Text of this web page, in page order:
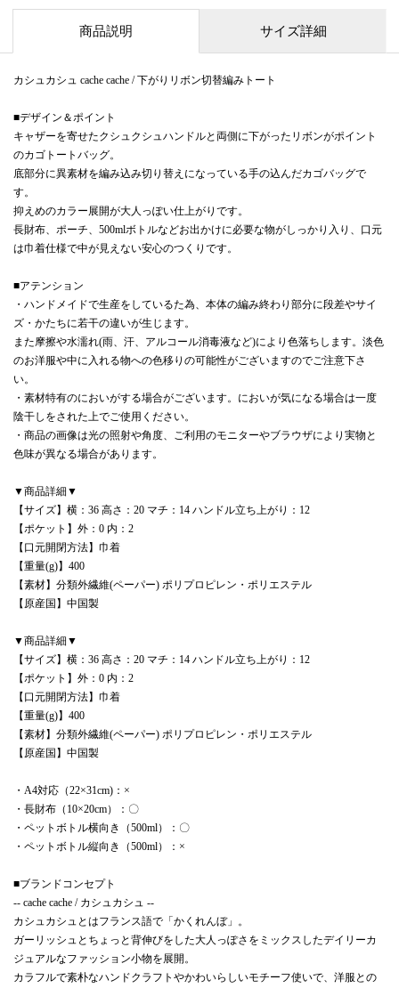
商品説明 サイズ詳細
カシュカシュ cache cache / 下がりリボン切替編みトート
■デザイン＆ポイント
キャザーを寄せたクシュクシュハンドルと両側に下がったリボンがポイント
のカゴトートバッグ。
底部分に異素材を編み込み切り替えになっている手の込んだカゴバッグで
す。
抑えめのカラー展開が大人っぽい仕上がりです。
長財布、ポーチ、500mlボトルなどお出かけに必要な物がしっかり入り、口元
は巾着仕様で中が見えない安心のつくりです。
■アテンション
・ハンドメイドで生産をしているた為、本体の編み終わり部分に段差やサイ
ズ・かたちに若干の違いが生じます。
また摩擦や水濡れ(雨、汗、アルコール消毒液など)により色落ちします。淡色
のお洋服や中に入れる物への色移りの可能性がございますのでご注意下さ
い。
・素材特有のにおいがする場合がございます。においが気になる場合は一度
陰干しをされた上でご使用ください。
・商品の画像は光の照射や角度、ご利用のモニターやブラウザにより実物と
色味が異なる場合があります。
▼商品詳細▼
【サイズ】横：36 高さ：20 マチ：14 ハンドル立ち上がり：12
【ポケット】外：0 内：2
【口元開閉方法】巾着
【重量(g)】400
【素材】分類外繊維(ペーパー) ポリプロピレン・ポリエステル
【原産国】中国製
▼商品詳細▼
【サイズ】横：36 高さ：20 マチ：14 ハンドル立ち上がり：12
【ポケット】外：0 内：2
【口元開閉方法】巾着
【重量(g)】400
【素材】分類外繊維(ペーパー) ポリプロピレン・ポリエステル
【原産国】中国製
・A4対応（22×31cm)：×
・長財布（10×20cm）：〇
・ペットボトル横向き（500ml）：〇
・ペットボトル縦向き（500ml）：×
■ブランドコンセプト
-- cache cache / カシュカシュ --
カシュカシュとはフランス語で「かくれんぼ」。
ガーリッシュとちょっと背伸びをした大人っぽさをミックスしたデイリーカ
ジュアルなファッション小物を展開。
カラフルで素朴なハンドクラフトやかわいらしいモチーフ使いで、洋服との